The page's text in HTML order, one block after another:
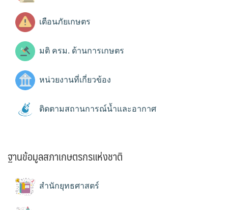
เตือนภัยเกษตร
มติ ครม. ด้านการเกษตร
หน่วยงานที่เกี่ยวข้อง
ติดตามสถานการณ์น้ำและอากาศ
ฐานข้อมูลสภาเกษตรกรแห่งชาติ
สำนักยุทธศาสตร์